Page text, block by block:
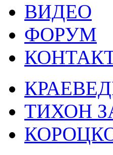
ВИДЕО
ФОРУМ
ТИХОН